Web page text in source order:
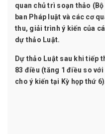
quan chủ trì soạn thảo
ban Pháp luật và các cơ
thu, giải trình ý kiến của
dự thảo Luật.
Dự thảo Luật sau khi tiếp
83 điều (tăng 1 điều so
cho ý kiến tại Kỳ họp thứ